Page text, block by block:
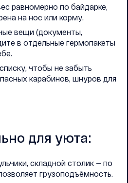
равномерно по байдарке,
на нос или корму.
вещи (документы,
в отдельные гермопакеты
чтобы не забыть
карабинов, шнуров для
для уюта:
складной столик — по
грузоподъёмность.